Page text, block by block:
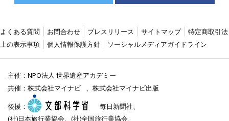
よくある質問 お問合わせ プレスリリース サイトマップ
特定商取引法
上の表示事項
個人情報保護方針 ソーシャルメディアガイドライン
主催： NPO法人 世界遺産アカデミー
共催： 株式会社マイナビ
株式会社マイナビ出版
後援：
毎日新聞社、
(社)日本旅行業協会、(社)全国旅行業協会、